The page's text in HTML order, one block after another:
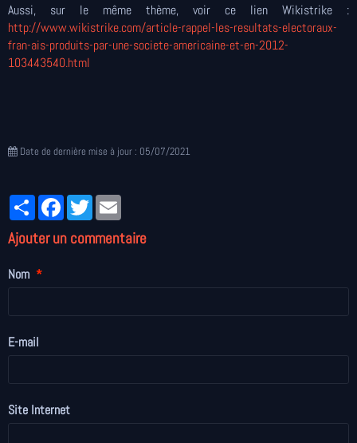
Aussi, sur le même thème, voir ce lien Wikistrike :
http://www.wikistrike.com/article-rappel-les-resultats-electoraux-
fran-ais-produits-par-une-societe-americaine-et-en-2012-
103443540.html
Date de dernière mise à jour : 05/07/2021
PartagerFacebookTwitter
Ajouter un commentaire
Nom
E-mail
Site Internet